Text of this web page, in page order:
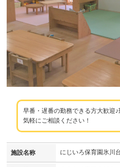
早番・遅番の勤務できる方大歓迎
気軽にご相談ください！
施設名称 にじいろ保育園氷川